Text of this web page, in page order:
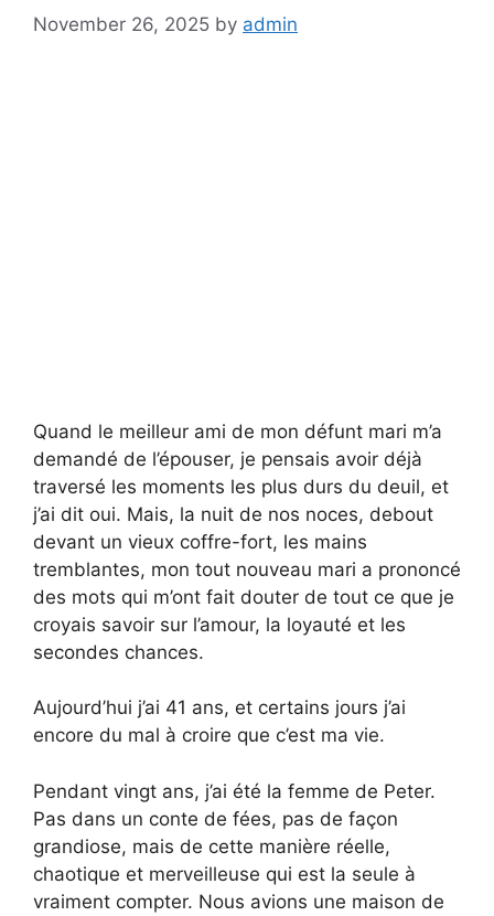
November 26, 2025 by admin
Quand le meilleur ami de mon défunt mari m’a
demandé de l’épouser, je pensais avoir déjà
traversé les moments les plus durs du deuil, et
j’ai dit oui. Mais, la nuit de nos noces, debout
devant un vieux coffre-fort, les mains
tremblantes, mon tout nouveau mari a prononcé
des mots qui m’ont fait douter de tout ce que je
croyais savoir sur l’amour, la loyauté et les
secondes chances.
Aujourd’hui j’ai 41 ans, et certains jours j’ai
encore du mal à croire que c’est ma vie.
Pendant vingt ans, j’ai été la femme de Peter.
Pas dans un conte de fées, pas de façon
grandiose, mais de cette manière réelle,
chaotique et merveilleuse qui est la seule à
vraiment compter. Nous avions une maison de